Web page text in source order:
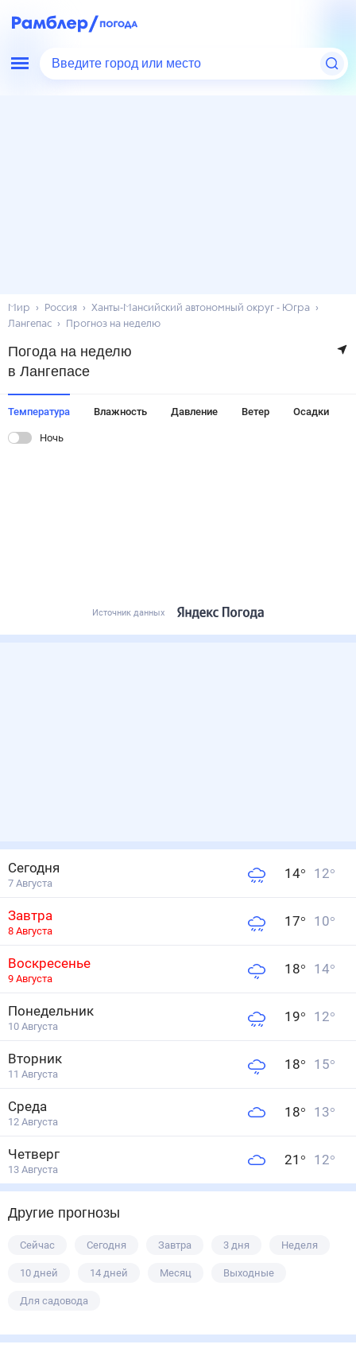
Введите город или место
Мир Россия
Ханты-Мансийский автономный округ - Югра
Лангепас
Прогноз на неделю
Погода на неделю
в Лангепасе
Температура Влажность Давление Ветер Осадки
Ночь
Источник данных
Сегодня
7 Августа
14° 12°
Завтра
8 Августа
17° 10°
Воскресенье
9 Августа
18° 14°
Понедельник
10 Августа
19° 12°
Вторник
11 Августа
18° 15°
Среда
12 Августа
18° 13°
Четверг
13 Августа
21 ° 12°
Другие прогнозы
Сейчас Сегодня Завтра 3 дня Неделя
10 дней 14 дней Месяц Выходные
Для садовода